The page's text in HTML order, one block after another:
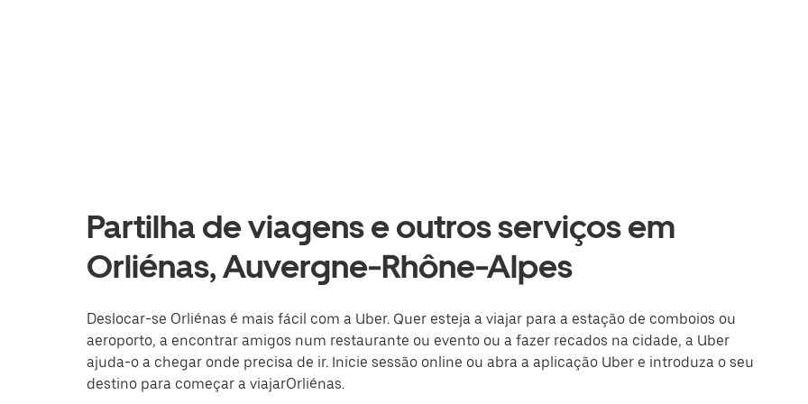
Partilha de viagens e outros serviços em
Orliénas, Auvergne-Rhône-Alpes
Deslocar-se Orliénas é mais fácil com a Uber. Quer esteja a viajar para a estação de comboios ou
aeroporto, a encontrar amigos num restaurante ou evento ou a fazer recados na cidade, a Uber
ajuda-o a chegar onde precisa de ir. Inicie sessão online ou abra a aplicação Uber e introduza o seu
destino para começar a viajarOrliénas.